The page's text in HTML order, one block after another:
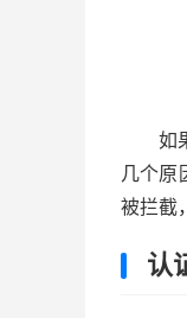
如
几个原
被拦截
认